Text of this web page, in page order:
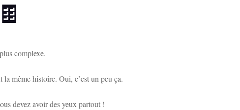
complexe.
même histoire. Oui, c’est un peu ça.
devez avoir des yeux partout !